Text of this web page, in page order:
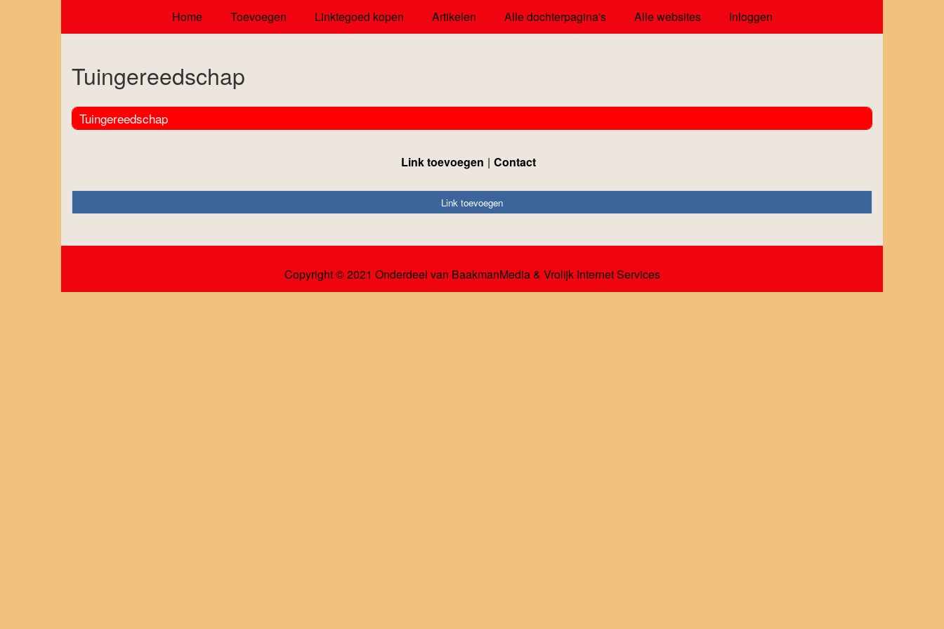
Home Toevoegen Linktegoed kopen Artikelen Alle dochterpagina's Alle websites Inloggen
Tuingereedschap
Tuingereedschap
Link toevoegen Contact
Link toevoegen
Copyright © 2021 Onderdeel van BaakmanMedia& Vrolijk Internet Services